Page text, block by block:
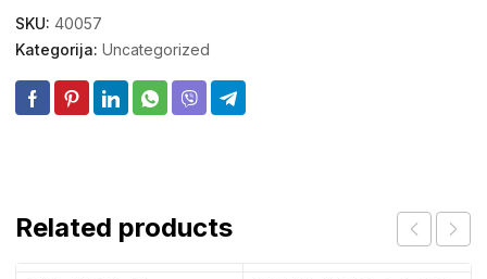
SKU: 40057
Kategorija: Uncategorized
Related products